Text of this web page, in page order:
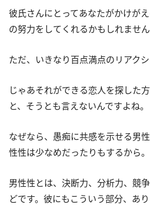
彼氏さんにとってあなたがかけが
の努力をしてくれるかもしれません
ただ、いきなり百点満点のリアク
じゃあそれができる恋人を探した
と、そうとも言えないんですよね。
なぜなら、愚痴に共感を示せる男
性性は少なめだったりもするから。
男性性とは、決断力、分析力、競
どです。彼にもこういう部分、あ